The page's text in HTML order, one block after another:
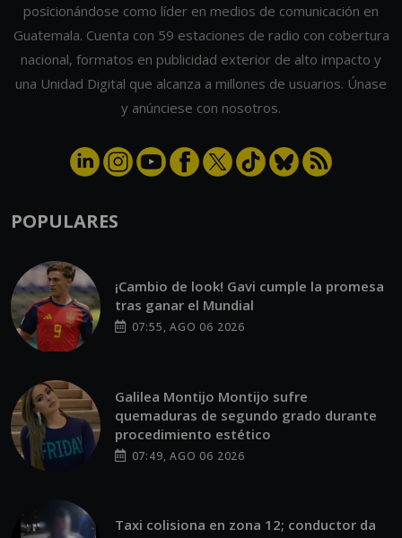
posicionándose como líder en medios de comunicación en
Guatemala. Cuenta con 59 estaciones de radio con cobertura
nacional, formatos en publicidad exterior de alto impacto y
una Unidad Digital que alcanza a millones de usuarios. Únase
y anúnciese con nosotros.
POPULARES
¡Cambio de look! Gavi cumple la promesa
tras ganar el Mundial
07:55, AGO 06 2026
Galilea Montijo Montijo sufre
quemaduras de segundo grado durante
procedimiento estético
07:49, AGO 06 2026
Taxi colisiona en zona 12; conductor da